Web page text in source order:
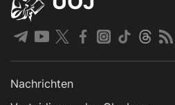
Nachrichten